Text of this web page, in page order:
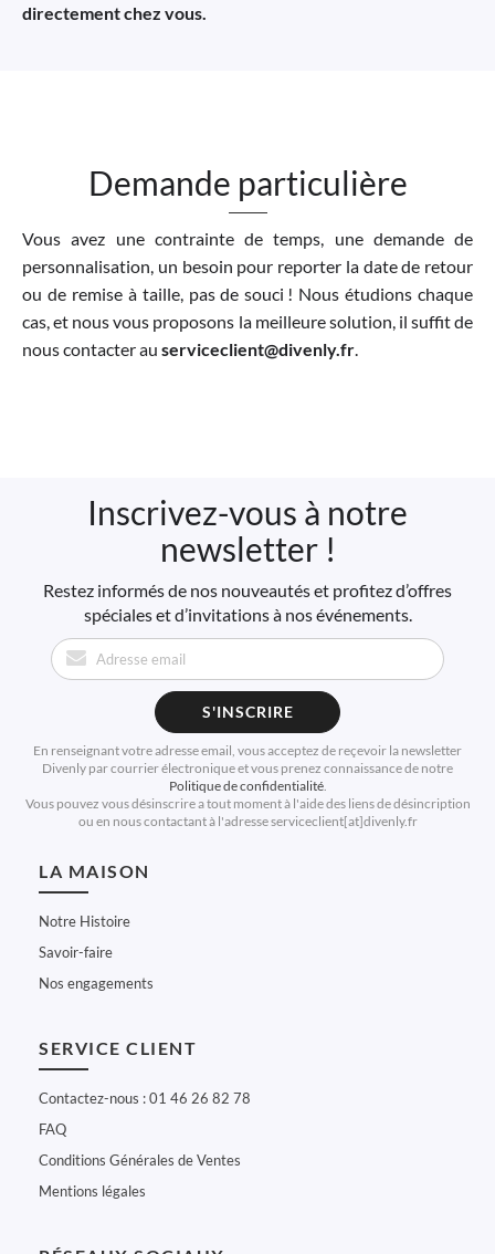
directement chez vous.
Demande particulière
Vous avez une contrainte de temps, une demande de
personnalisation, un besoin pour reporter la date de retour
ou de remise à taille, pas de souci ! Nous étudions chaque
cas, et nous vous proposons la meilleure solution, il suffit de
nous contacter au serviceclient@divenly.fr.
Inscrivez-vous à notre
newsletter !
Restez informés de nos nouveautés et profitez d’offres
spéciales et d’invitations à nos événements.
S'INSCRIRE
En renseignant votre adresse email, vous acceptez de reçevoir la newsletter
Divenly par courrier électronique et vous prenez connaissance de notre
Politique de confidentialité.
Vous pouvez vous désinscrire a tout moment à l'aide des liens de désincription
ou en nous contactant à l'adresse serviceclient[at]divenly.fr
LA MAISON
Notre Histoire
Savoir-faire
Nos engagements
SERVICE CLIENT
Contactez-nous : 01 46 26 82 78
FAQ
Conditions Générales de Ventes
Mentions légales